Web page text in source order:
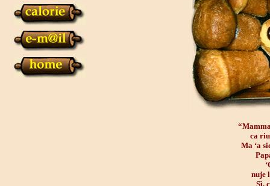
ca
Ma ‘a
nuje
Sì,